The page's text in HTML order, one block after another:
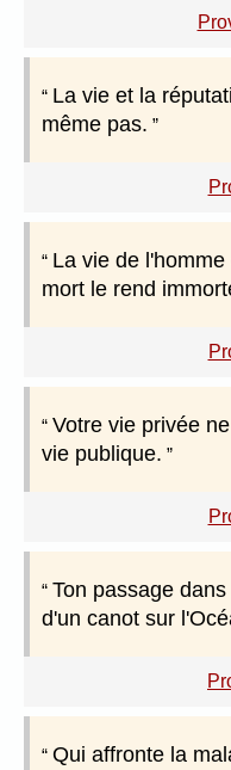
La vie et la
même pas.
La vie de
mort le rend
Votre vie privée
vie publique.
Ton passage
d'un canot sur
Qui affronte la